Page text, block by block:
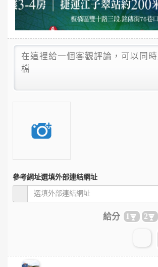
參考網址選填外部連結網址
給分 1 2